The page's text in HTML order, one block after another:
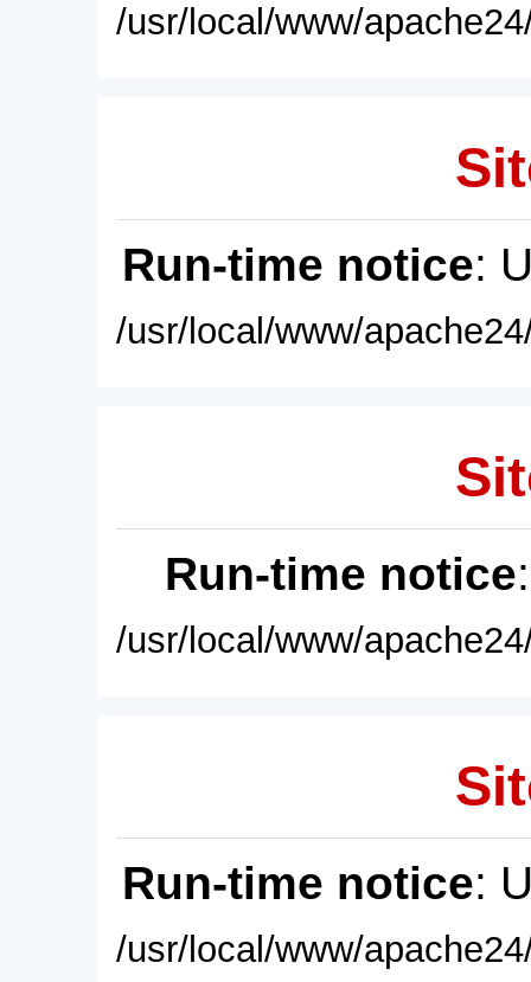
/usr/local/www/
Run-time notice:
/usr/local/www/
Run-time notice
/usr/local/www/
Run-time notice:
/usr/local/www/